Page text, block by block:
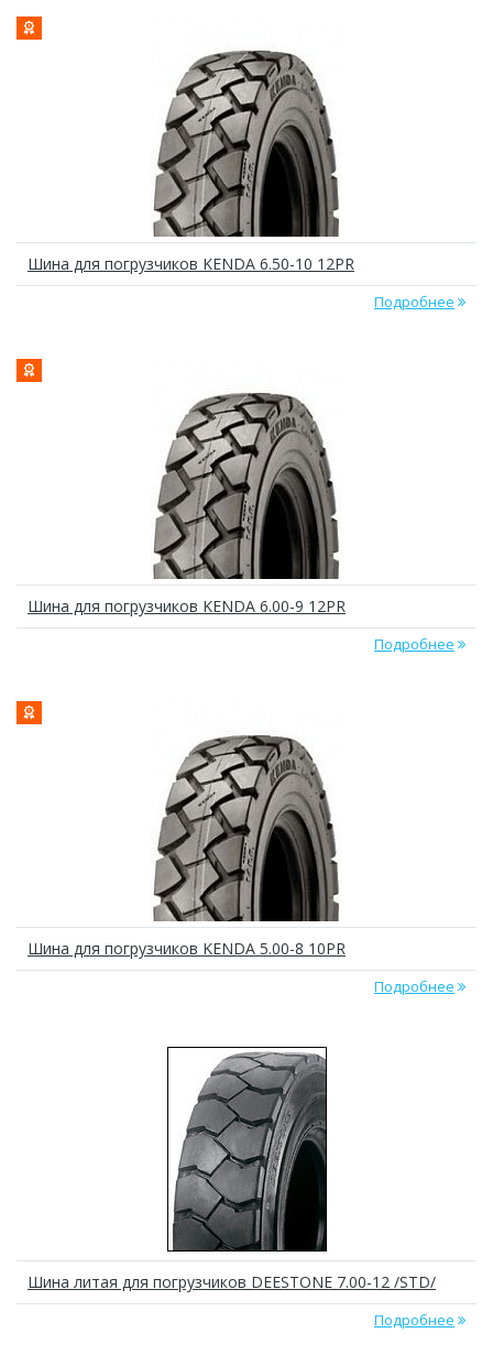
Шина для погрузчиков KENDA 6.50-10 12PR
Подробнее
Шина для погрузчиков KENDA 6.00-9 12PR
Подробнее
Шина для погрузчиков KENDA 5.00-8 10PR
Подробнее
Шина литая для погрузчиков DEESTONE 7.00-12 /STD/
Подробнее